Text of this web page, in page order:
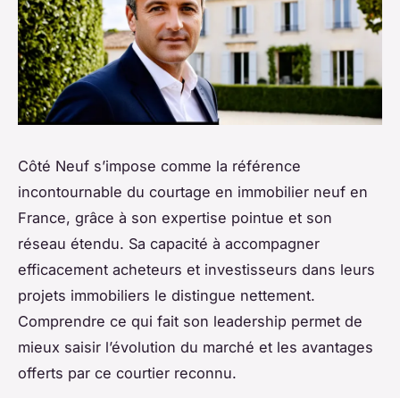
Côté Neuf s’impose comme la référence
incontournable du courtage en immobilier neuf en
France, grâce à son expertise pointue et son
réseau étendu. Sa capacité à accompagner
efficacement acheteurs et investisseurs dans leurs
projets immobiliers le distingue nettement.
Comprendre ce qui fait son leadership permet de
mieux saisir l’évolution du marché et les avantages
offerts par ce courtier reconnu.